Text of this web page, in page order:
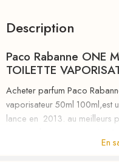
Description
Paco Rabanne ONE
TOILETTE
Acheter parfum Paco
vaporisateur 50ml 100ml,est
lance en 2013. au meilleurs
En